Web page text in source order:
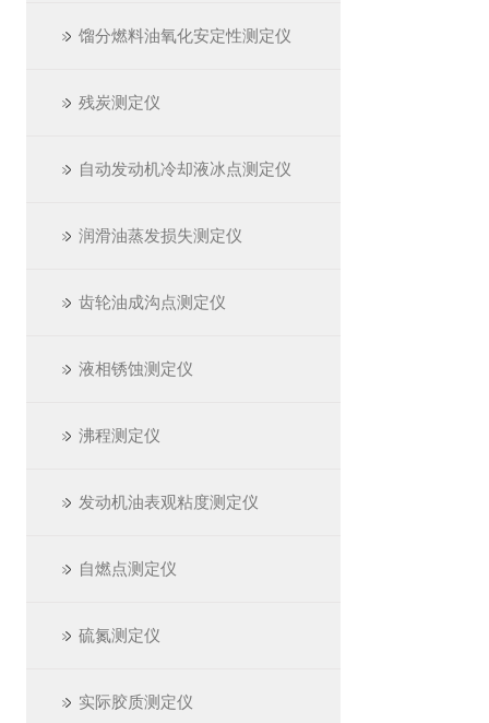
馏分燃料油氧化安定性测定仪
残炭测定仪
自动发动机冷却液冰点测定仪
润滑油蒸发损失测定仪
齿轮油成沟点测定仪
液相锈蚀测定仪
沸程测定仪
发动机油表观粘度测定仪
自燃点测定仪
硫氮测定仪
实际胶质测定仪